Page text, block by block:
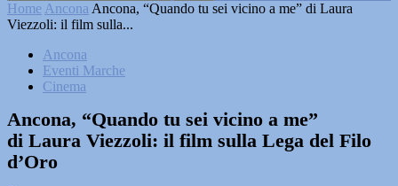
Home Ancona Ancona, “Quando tu sei vicino a me” di Laura
Viezzoli: il film sulla...
Ancona
Eventi Marche
Cinema
Ancona, “Quando tu sei vicino a me”
di Laura Viezzoli: il film sulla Lega del Filo
d’Oro